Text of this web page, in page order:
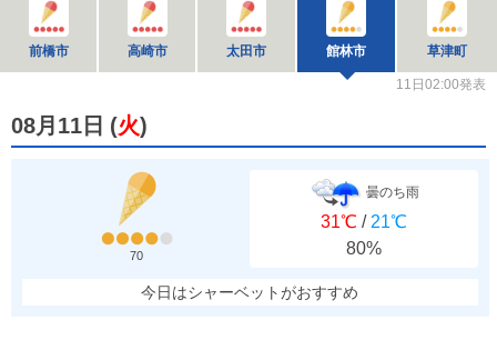
前橋市 高崎市 太田市 館林市 草津町
11日02:00発表
08月11日 (火)
70
曇のち雨
31℃ / 21℃
80%
今日はシャーベットがおすすめ